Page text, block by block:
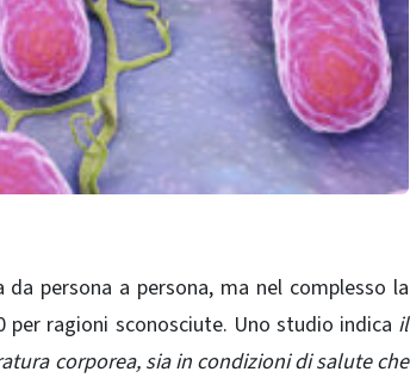
persona a persona, ma nel complesso la
per ragioni sconosciute. Uno studio indica il
corporea, sia in condizioni di salute che